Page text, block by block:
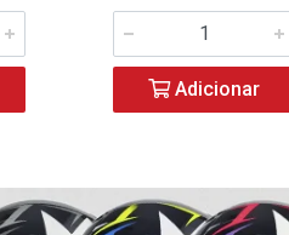
Adicionar